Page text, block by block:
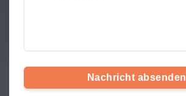
Nachricht absenden